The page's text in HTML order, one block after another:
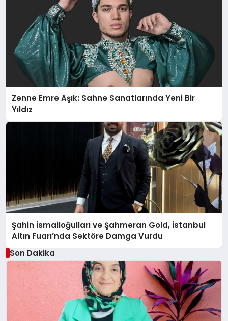
Zenne Emre Aşık: Sahne Sanatlarında Yeni Bir
Yıldız
Şahin İsmailoğulları ve Şahmeran Gold, İstanbul
Altın Fuarı’nda Sektöre Damga Vurdu
Son Dakika